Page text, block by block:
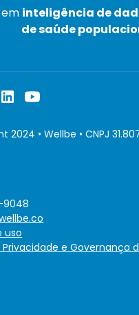
em inteligência de
de saúde
2024 • Wellbe • CNPJ
uso
e Governança
9048